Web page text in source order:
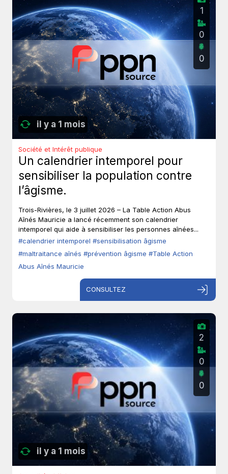
il y a 1 mois
1
0
0
Société et Intérêt publique
Un calendrier intemporel pour
sensibiliser la population contre
l’âgisme.
Trois-Rivières, le 3 juillet 2026 – La Table Action Abus
Aînés Mauricie a lancé récemment son calendrier
intemporel qui aide à sensibiliser les personnes aînées...
#calendrier intemporel #sensibilisation âgisme
#maltraitance aînés #prévention âgisme #Table Action
Abus Aînés Mauricie
CONSULTEZ
il y a 1 mois
2
0
0